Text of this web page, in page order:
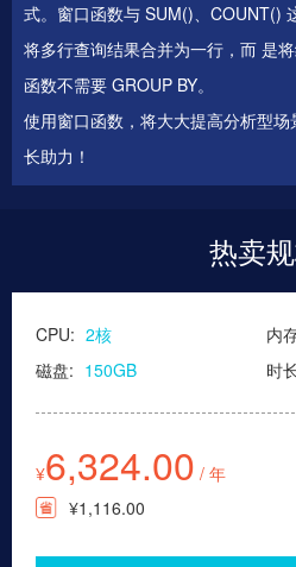
式。窗口函数与 SUM()、COUNT()
将多行查询结果合并为一行，而 是
函数不需要 GROUP BY。
使用窗口函数，将大大提高分析型
长助力！
热卖
CPU: 2核 内
磁盘: 150GB 时
¥6,324.00 / 年
¥1,116.00